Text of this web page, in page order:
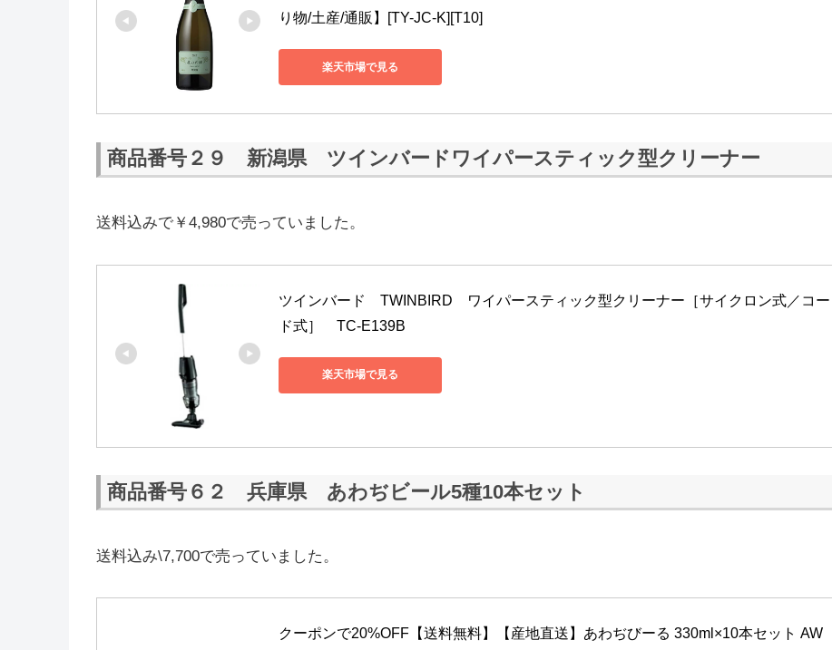
り物/土産/通販】[TY-JC-K][T10]
楽天市場で見る
商品番号２９ 新潟県 ツインバードワイパースティック型クリーナー
送料込みで￥4,980で売っていました。
ツインバード　TWINBIRD　ワイパースティック型クリーナー［サイクロン式／コー
ド式］　TC-E139B
楽天市場で見る
商品番号６２ 兵庫県 あわぢビール5種10本セット
送料込み\7,700で売っていました。
クーポンで20%OFF【送料無料】【産地直送】あわぢびーる 330ml×10本セット AW